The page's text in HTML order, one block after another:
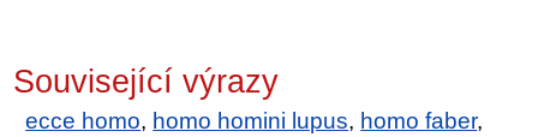
Související výrazy
ecce homo, homo homini lupus, homo faber,